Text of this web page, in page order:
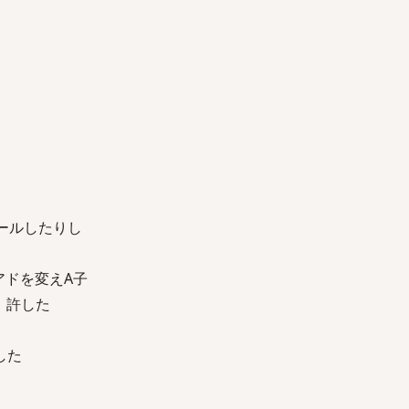
ルしたりし
を変えA子
許した
た